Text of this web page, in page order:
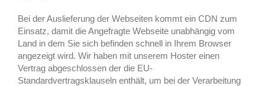
Bei der Auslieferung der Webseiten kommt ein CDN zum
Einsatz, damit die Angefragte Webseite unabhängig vom
Land in dem Sie sich befinden schnell in Ihrem Browser
angezeigt wird. Wir haben mit unserem Hoster einen
Vertrag abgeschlossen der die EU-
Standardvertragsklauseln enthält, um bei der Verarbeitung